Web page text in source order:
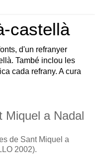
castellà
d'un refranyer
També inclou les
cada refrany. A cura
Miquel a Nadal
de Sant Miquel a
2002).